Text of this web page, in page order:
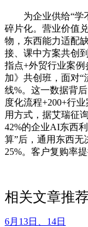
为企业供给“学不
碎片化。营业价值
物，东西能力适配
接、课中方案共创
指点+外贸行业案
加》共创班，面对“
线%。这一数据背
度化流程+200+行
用方式，据艾瑞征
42%的企业AI东西
算”后，通用东西无
25%。客户复购率提
相关文章推荐
6月13日、14日